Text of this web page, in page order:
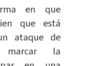
en que
que está
ataque de
marcar la